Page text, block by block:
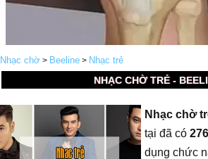
Nhạc chờ > Beeline > Nhạc trẻ
NHẠC CHỜ TRẺ -
Nhạc chờ
tại đã có
dụng chức